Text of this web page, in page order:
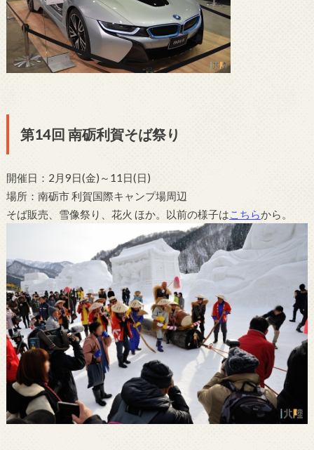
第14回 南砺利賀そば祭り
開催日：2月9日(金)～11日(日)
場所：南砺市 利賀国際キャンプ場周辺
そば販売、雪像祭り、花火 ほか。以前の様子はこちらから。